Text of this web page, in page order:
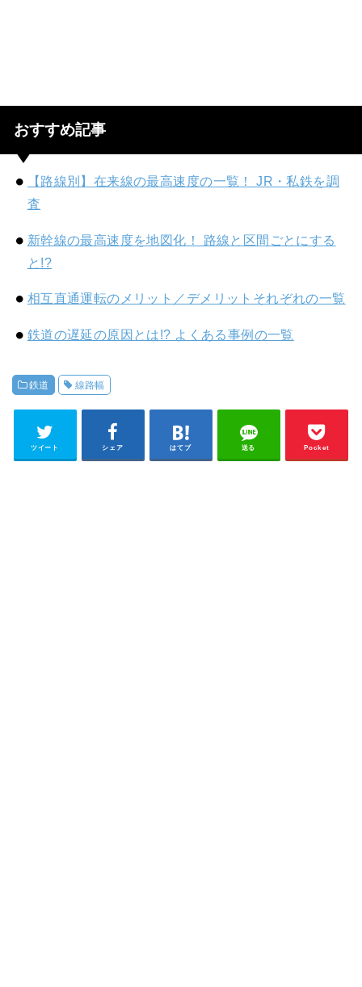
おすすめ記事
【路線別】在来線の最高速度の一覧！ JR・私鉄を調
査
新幹線の最高速度を地図化！ 路線と区間ごとにする
と!?
相互直通運転のメリット／デメリットそれぞれの一覧
鉄道の遅延の原因とは!? よくある事例の一覧
鉄道 線路幅
ツイート シェア はてブ 送る Pocket